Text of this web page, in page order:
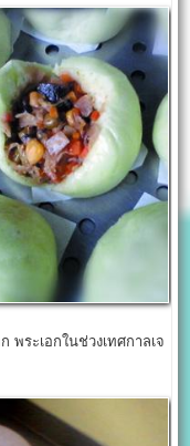
พระเอกในช่วงเทศกาลเจ